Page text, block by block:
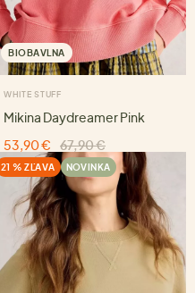
BIOBAVLNA
WHITE STUFF
Mikina Daydreamer Pink
53,90 €
67,90 €
21 % ZĽAVA NOVINKA